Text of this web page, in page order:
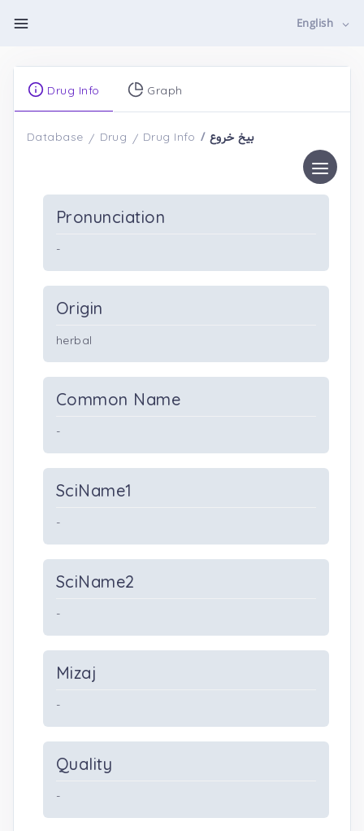
English
Drug Info Graph
Database Drug Drug Info بیخ خروع
Pronunciation
-
Origin
herbal
Common Name
-
SciName1
-
SciName2
-
Mizaj
-
Quality
-